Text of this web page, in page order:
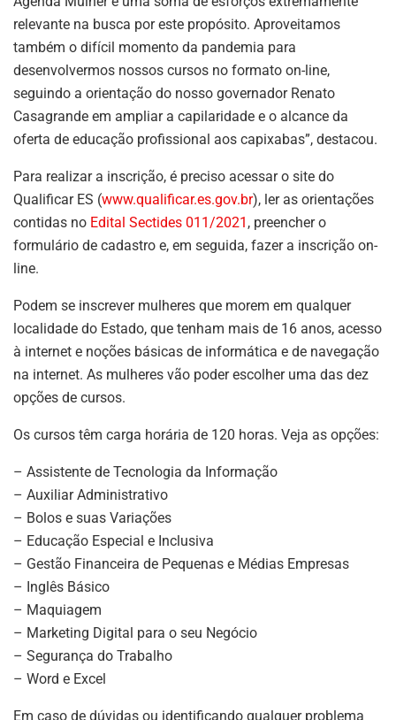
relevante na busca por este propósito. Aproveitamos
também o difícil momento da pandemia para
desenvolvermos nossos cursos no formato on-line,
seguindo a orientação do nosso governador Renato
Casagrande em ampliar a capilaridade e o alcance da
oferta de educação profissional aos capixabas”, destacou.
Para realizar a inscrição, é preciso acessar o site do
Qualificar ES (www.qualificar.es.gov.br), ler as orientações
contidas no Edital Sectides 011/2021 , preencher o
formulário de cadastro e, em seguida, fazer a inscrição on-
line.
Podem se inscrever mulheres que morem em qualquer
localidade do Estado, que tenham mais de 16 anos, acesso
à internet e noções básicas de informática e de navegação
na internet. As mulheres vão poder escolher uma das dez
opções de cursos.
Os cursos têm carga horária de 120 horas. Veja as opções:
– Assistente de Tecnologia da Informação
– Auxiliar Administrativo
– Bolos e suas Variações
– Educação Especial e Inclusiva
– Gestão Financeira de Pequenas e Médias Empresas
– Inglês Básico
– Maquiagem
– Marketing Digital para o seu Negócio
– Segurança do Trabalho
– Word e Excel
Em caso de dúvidas ou identificando qualquer problema